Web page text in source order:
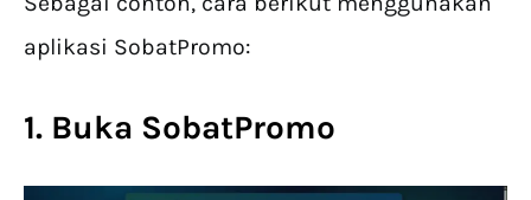
aplikasi SobatPromo:
1. Buka SobatPromo